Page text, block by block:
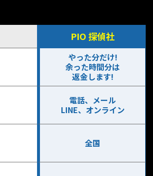
PIO 探偵社
やった分だけ!
余った時間分は
返金します!
電話、メール
LINE、オンライン
全国